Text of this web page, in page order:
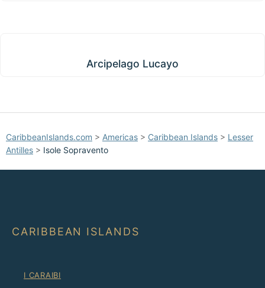
Arcipelago Lucayo
CaribbeanIslands.com > Americas > Caribbean Islands > Lesser
Antilles > Isole Sopravento
CARIBBEAN ISLANDS
I CARAIBI